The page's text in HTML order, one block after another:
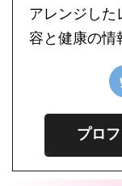
アレンジし
容と健康の情
プロ